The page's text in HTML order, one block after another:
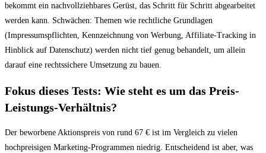
bekommt ein nachvollziehbares Gerüst, das Schritt für Schritt abgearbeitet
werden kann. Schwächen: Themen wie rechtliche Grundlagen
(Impressumspflichten, Kennzeichnung von Werbung, Affiliate-Tracking in
Hinblick auf Datenschutz) werden nicht tief genug behandelt, um allein
darauf eine rechtssichere Umsetzung zu bauen.
Fokus dieses Tests: Wie steht es um das Preis-
Leistungs-Verhältnis?
Der beworbene Aktionspreis von rund 67 € ist im Vergleich zu vielen
hochpreisigen Marketing-Programmen niedrig. Entscheidend ist aber, was